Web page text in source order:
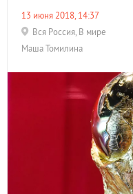
13 июня 2018, 14:37
Вся Россия, В мире
Маша Томилина